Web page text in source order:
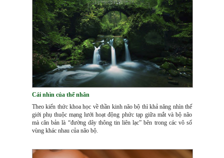
Cái nhìn của thế nhân
Theo kiến thức khoa học về thần kinh não bộ thì khả năng nhìn thế
giới phụ thuộc mạng lưới hoạt động phức tạp giữa mắt và bộ não
mà căn bản là “đường dây thông tin liên lạc” bên trong các vô số
vùng khác nhau của não bộ.